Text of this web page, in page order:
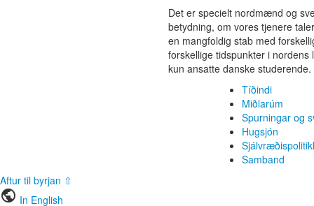
Det er specielt nordmænd og
betydning, om vores tjenere
en mangfoldig stab med
forskellige tidspunkter i
kun ansatte danske studerende.
Tíðindi
Miðlarúm
Spurningar og
Hugsjón
Samband
Aftur til byrjan ⇧
public In English